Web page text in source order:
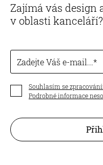
Zajímá vás design
v oblasti kanceláří?
Zadejte Váš e-mail...
Souhlasím se
Podrobné informace